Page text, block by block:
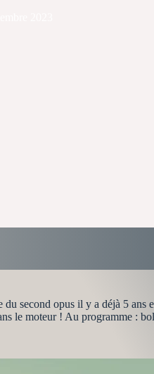
second opus il y a déjà 5 ans
le moteur ! Au programme :